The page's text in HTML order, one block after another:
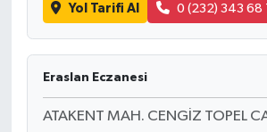
Yol Tarifi Al 0 (232) 343 68
Eraslan Eczanesi
ATAKENT MAH. CENGİZ TOPEL